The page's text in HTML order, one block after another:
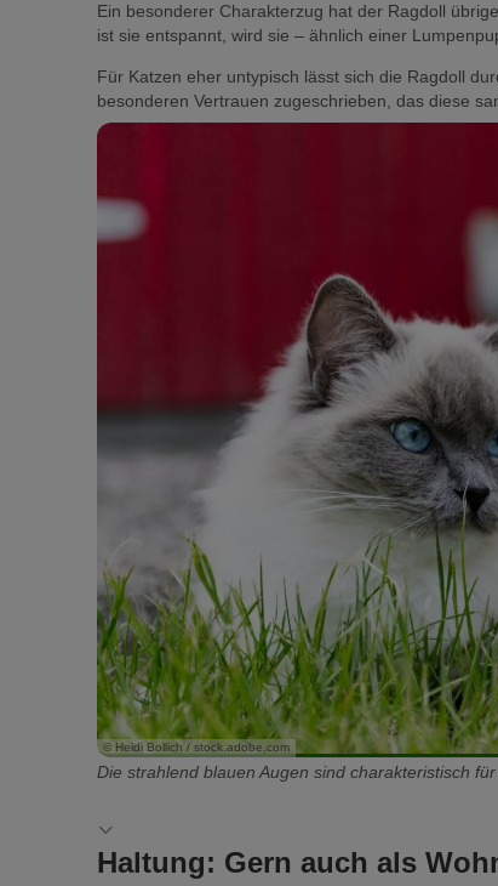
Ein besonderer Charakterzug hat der Ragdoll
ist sie entspannt, wird sie – ähnlich einer
Für Katzen eher untypisch lässt sich die Ragdoll
besonderen Vertrauen zugeschrieben, das diese
© Heidi Bollich / stock.adobe.com
Die strahlend blauen Augen sind charakteristisch
Haltung: Gern auch als